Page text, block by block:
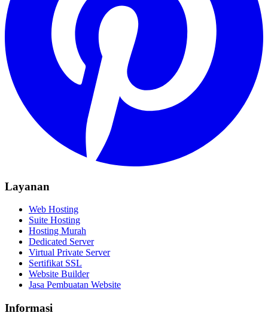
Layanan
Web Hosting
Suite Hosting
Hosting Murah
Dedicated Server
Virtual Private Server
Sertifikat SSL
Website Builder
Jasa Pembuatan Website
Informasi